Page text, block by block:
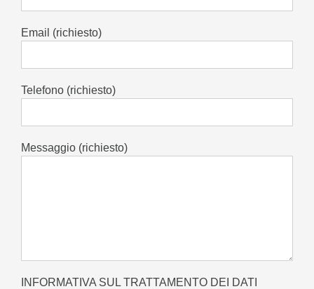
Email (richiesto)
Telefono (richiesto)
Messaggio (richiesto)
INFORMATIVA SUL TRATTAMENTO DEI DATI